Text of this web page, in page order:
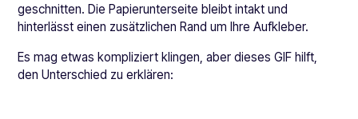
geschnitten. Die Papierunterseite bleibt intakt und
hinterlässt einen zusätzlichen Rand um Ihre Aufkleber.
Es mag etwas kompliziert klingen, aber dieses GIF hilft,
den Unterschied zu erklären: